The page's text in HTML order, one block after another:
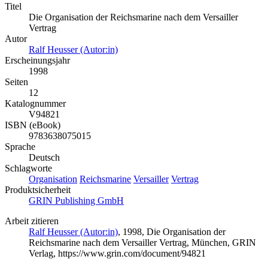
Titel
Die Organisation der Reichsmarine nach dem Versailler
Vertrag
Autor
Ralf Heusser (Autor:in)
Erscheinungsjahr
1998
Seiten
12
Katalognummer
V94821
ISBN (eBook)
9783638075015
Sprache
Deutsch
Schlagworte
Organisation Reichsmarine Versailler Vertrag
Produktsicherheit
GRIN Publishing GmbH
Arbeit zitieren
Ralf Heusser (Autor:in), 1998, Die Organisation der
Reichsmarine nach dem Versailler Vertrag, München, GRIN
Verlag, https://www.grin.com/document/94821